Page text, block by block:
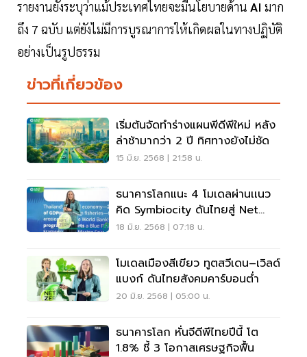
รายงานยังระบุว่าแม้ประเทศไทยจะมีนโยบายด้าน AI มาก
ถึง 7 ฉบับ แต่ยังไม่มีการบูรณาการให้เกิดผลในทางปฏิบัติ
อย่างเป็นรูปธรรม
ข่าวที่เกี่ยวข้อง
เริ่มต้นจัดทำร่างแผนพีดีพีใหม่ หลัง
ล่าช้ามากว่า 2 ปี ทิศทางยังไม่ชัด
15 มิ.ย. 2568 | 21:58 น.
ธนาคารโลกแนะ 4 โมเดลผ่านเเนว
คิด Symbiocity ดันไทยสู่ Net
Zero
18 มิ.ย. 2568 | 07:18 น.
โมเดลเมืองสีเขียว ทูตสวีเดน–เวิลด์
แบงก์ ดันไทยสังคมคาร์บอนตํ่า
20 มิ.ย. 2568 | 05:00 น.
ธนาคารโลก หั่นจีดีพีไทยปีนี้ โต
1.8% ชี้ 3 โอกาสเศรษฐกิจฟื้น